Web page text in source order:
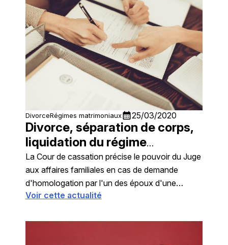
DivorceRégimes matrimoniauxcalendar_month25/03/2020
Divorce, séparation de corps,
liquidation du régime
matrimonial
La Cour de cassation précise le pouvoir du Juge
aux affaires familiales en cas de demande
d'homologation par l'un des époux d'une
convention réglant tout ou partie des
époux seul
Voir cette actualité